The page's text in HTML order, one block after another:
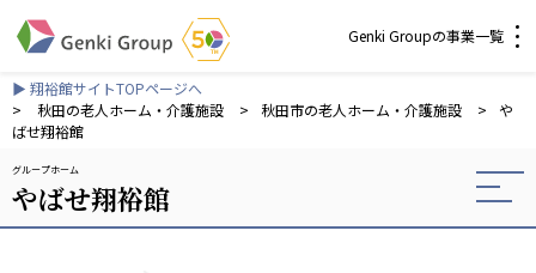
Genki Groupの事業一覧
介護・福祉
社会福祉法人 元気村グループ
社会福祉法人元気村
▶ 翔裕館サイトTOPページへ
>
秋田の老人ホーム・介護施設 > 秋田市の老人ホーム・介護施設 >
や
ばせ翔裕館
グループホーム
やばせ翔裕館